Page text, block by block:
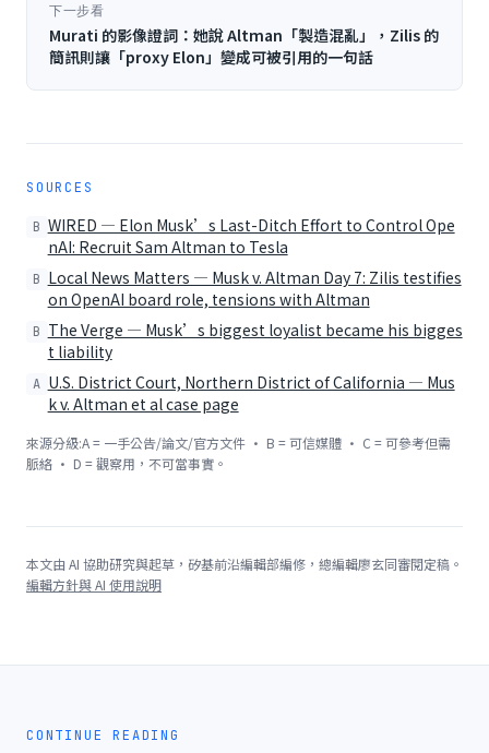
下一步看
Murati 的影像證詞：她說 Altman「製造混亂」，Zilis 的
簡訊則讓「proxy Elon」變成可被引用的一句話
SOURCES
B WIRED — Elon Musk’s Last-Ditch Effort to Control Ope
nAI: Recruit Sam Altman to Tesla
B Local News Matters — Musk v. Altman Day 7: Zilis testifies
on OpenAI board role, tensions with Altman
B The Verge — Musk’s biggest loyalist became his bigges
t liability
A U.S. District Court, Northern District of California — Mus
k v. Altman et al case page
來源分級:A = 一手公告/論文/官方文件 · B = 可信媒體 · C = 可參考但需
脈絡 · D = 觀察用，不可當事實。
本文由 AI 協助研究與起草，矽基前沿編輯部編修，總編輯廖玄同審閱定稿。
編輯方針與 AI 使用說明
CONTINUE READING